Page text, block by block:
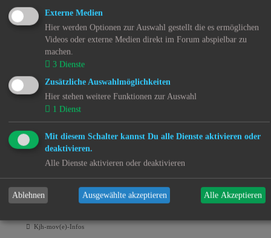
Knuffel
Kjh-mov(e)-Artikel
Multiorganversagen
Arm und Reich
Kjh-mov(e)-Offene Briefe
Internierungslager für mexikanische Kinder
Menschenrechtsverletzungen im Mittelmeer
Kjh-mov(e)-Infos
Externe Medien
Hier werden Optionen zur Auswahl gestellt die es ermöglichen
Videos oder externe Medien direkt im Forum abspielbar zu
machen.
3 Dienste
Zusätzliche Auswahlmöglichkeiten
Hier stehen weitere Funktionen zur Auswahl
1 Dienst
Mit diesem Schalter kannst Du alle Dienste aktivieren oder
deaktivieren.
Alle Dienste aktivieren oder deaktivieren
Ablehnen Ausgewählte akzeptieren Alle Akzeptieren